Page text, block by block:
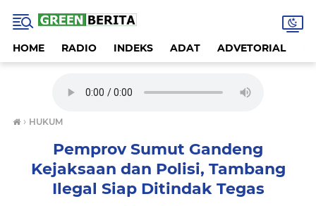
HOME RADIO INDEKS ADAT ADVETORIAL
› HUKUM
Pemprov Sumut Gandeng
Kejaksaan dan Polisi, Tambang
Ilegal Siap Ditindak Tegas